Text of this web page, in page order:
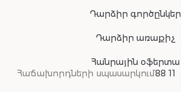
Դարձիր գործընկեր
Դարձիր առաքիչ
Հանրային օֆերտա
Հաճախորդների սպասարկում88 11